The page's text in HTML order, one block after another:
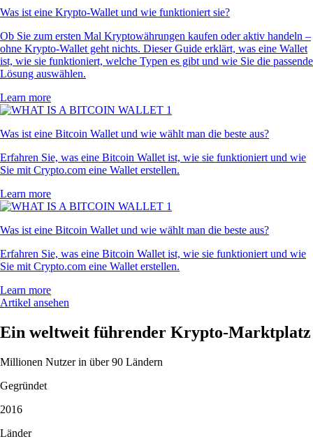
Was ist eine Krypto-Wallet und wie funktioniert sie?
Ob Sie zum ersten Mal Kryptowährungen kaufen oder aktiv handeln –
ohne Krypto-Wallet geht nichts. Dieser Guide erklärt, was eine Wallet
ist, wie sie funktioniert, welche Typen es gibt und wie Sie die passende
Lösung auswählen.
Learn more
Was ist eine Bitcoin Wallet und wie wählt man die beste aus?
Erfahren Sie, was eine Bitcoin Wallet ist, wie sie funktioniert und wie
Sie mit Crypto.com eine Wallet erstellen.
Learn more
Was ist eine Bitcoin Wallet und wie wählt man die beste aus?
Erfahren Sie, was eine Bitcoin Wallet ist, wie sie funktioniert und wie
Sie mit Crypto.com eine Wallet erstellen.
Learn more
Artikel ansehen
Ein weltweit führender Krypto-Marktplatz
Millionen Nutzer in über 90 Ländern
Gegründet
2016
Länder